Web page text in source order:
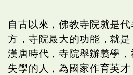
自古以來，佛教寺院就是
方，寺院最大的功能，就是
漢唐時代，寺院舉辦義學
失學的人，為國家作育英